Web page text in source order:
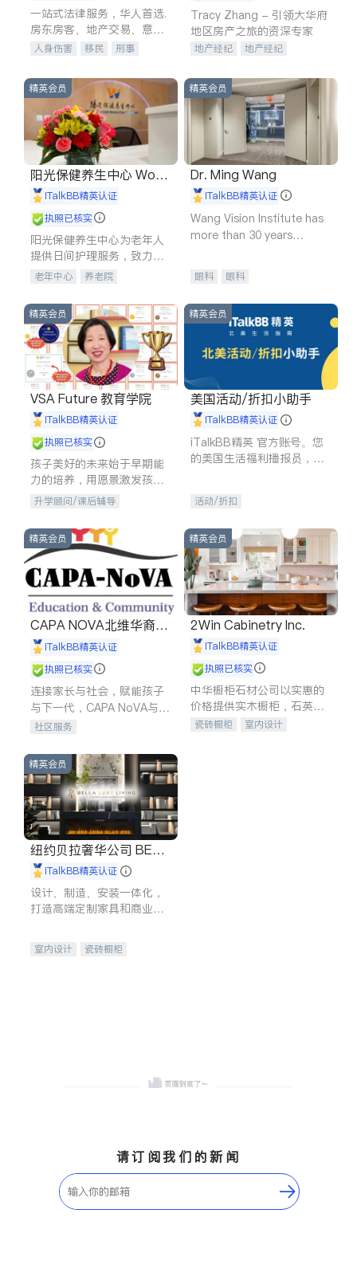
一站式法律服务，华人首选.
房东房客、地产交易、意外
伤害、车祸重伤、商业诉
建筑合同、刑事案件全包办
人身伤害 移民
刑事
信托/遗嘱
商业
商标注册
律师-其它 保释
Tracy Zhang - 引领大华府
地区房产之旅的资深专家
地产经纪
地产经纪
商铺租售
开发商建商
精英会员
阳光保健养生中心 World
shine
iTalkBB精英认证
执照已核实
阳光保健养生中心为老年人
提供日间护理服务，致力于
通过持续的护理创新来有效
老年中心 养老院
精英会员
Dr. Ming Wang
iTalkBB精英认证
Wang Vision Institute has
more than 30 years
眼科 眼科
精英会员
VSA Future 教育学院
iTalkBB精英认证
执照已核实
孩子美好的未来始于早期能
力的培养，用愿景激发孩子
的学习潜力和动力。理念：
石。
升学顾问/课后辅导
精英会员
美国活动/折扣小助手
iTalkBB精英认证
iTalkBB精英 官方账号。您
的美国生活福利播报员，精
专属福利。
活动/折扣
精英会员
CAPA NOVA北维华裔家
长会iTalkBB精英认证
执照已核实
连接家长与社会，赋能孩子
与下一代，CAPA NoVA与您
携手建设包容、公平、充满
社区服务
精英会员
2Win Cabinetry Inc.
iTalkBB精英认证
执照已核实
中华橱柜石材公司以实惠的
价格提供实木橱柜，石英石
台面，多种优质不锈钢水
瓷砖橱柜
室内设计
精英会员
纽约贝拉奢华公司 BELL
A LUXE
iTalkBB精英认证
设计、制造、安装一体化，
打造高端定制家具和商业空
室内设计
瓷砖橱柜
请订阅我们的新闻